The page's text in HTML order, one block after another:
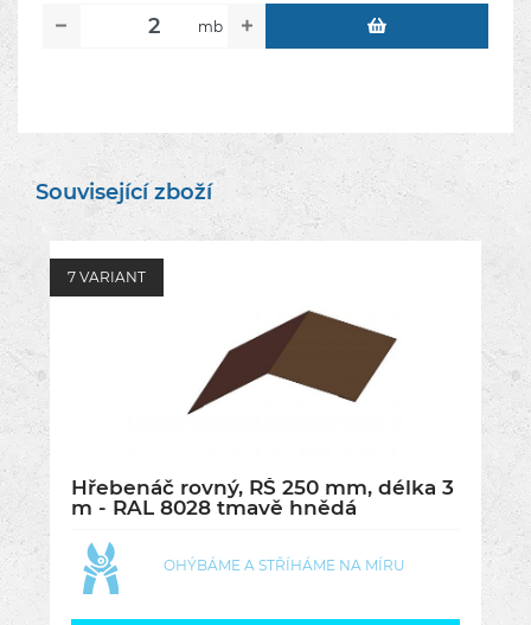
mb
Související zboží
7 VARIANT
Hřebenáč rovný, RŠ 250 mm, délka 3
m - RAL 8028 tmavě hnědá
OHÝBÁME A STŘÍHÁME NA MÍRU